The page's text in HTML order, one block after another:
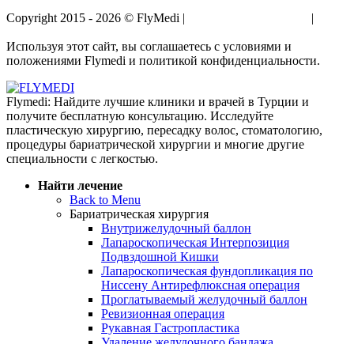
Copyright 2015 - 2026 © FlyMedi |
|
Используя этот сайт, вы соглашаетесь с условиями и
положениями Flymedi и политикой конфиденциальности.
Flymedi: Найдите лучшие клиники и врачей в Турции и
получите бесплатную консультацию. Исследуйте
пластическую хирургию, пересадку волос, стоматологию,
процедуры бариатрической хирургии и многие другие
специальности с легкостью.
Найти лечение
Back to Menu
Бариатрическая хирургия
Внутрижелудочный баллон
Лапароскопическая Интерпозиция
Подвздошной Кишки
Лапароскопическая фундопликация по
Ниссену Антирефлюксная операция
Проглатываемый желудочный баллон
Ревизионная операция
Рукавная Гастропластика